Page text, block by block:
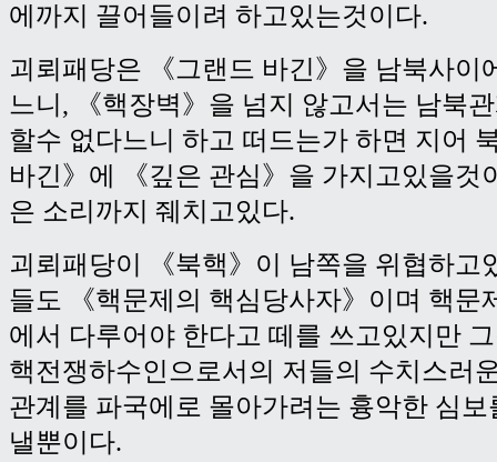
에까지 끌어들이려 하고있는것이다.
괴뢰패당은 《그랜드 바긴》을 남북사이
느니, 《핵장벽》을 넘지 않고서는 남북
할수 없다느니 하고 떠드는가 하면 지어
바긴》에 《깊은 관심》을 가지고있을것
은 소리까지 줴치고있다.
괴뢰패당이 《북핵》이 남쪽을 위협하고
들도 《핵문제의 핵심당사자》이며 핵문
에서 다루어야 한다고 떼를 쓰고있지만
핵전쟁하수인으로서의 저들의 수치스러
관계를 파국에로 몰아가려는 흉악한 심
낼뿐이다.